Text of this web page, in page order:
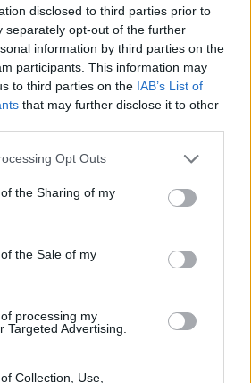
disclosed to third parties prior to
separately opt-out of the further
information by third parties on the
participants. This information may
to third parties on the IAB’s List of
that may further disclose it to other
app uses one or more Google
or usage behaviour. You may click to
to Google and its third-party tags to
specified purposes in below Google
Opt Outs
the Sharing of my
the Sale of my
processing my
Targeted Advertising.
Collection, Use,
50 /50
Υποβολή σχολίου